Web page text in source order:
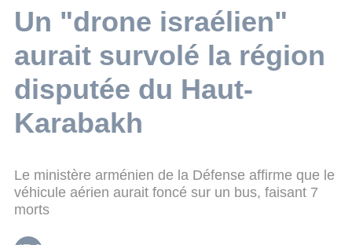
Un "drone israélien"
aurait survolé la région
disputée du Haut-
Karabakh
Le ministère arménien de la Défense affirme que le
véhicule aérien aurait foncé sur un bus, faisant 7
morts